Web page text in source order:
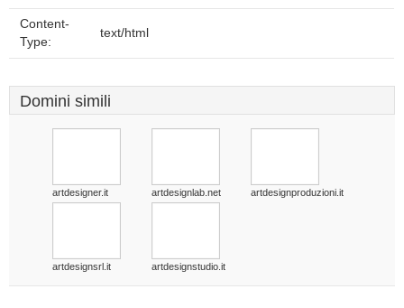
Content-
Type:
text/html
Domini simili
artdesigner.it artdesignlab.net artdesignproduzioni.it
artdesignsrl.it artdesignstudio.it